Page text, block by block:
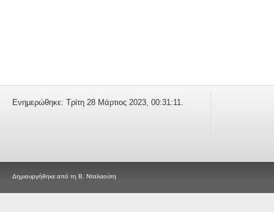
Eνημερώθηκε: Τρίτη 28 Μάρτιος 2023, 00:31:11.
Δημιουργήθηκε από τη Β. Νταλαούτη